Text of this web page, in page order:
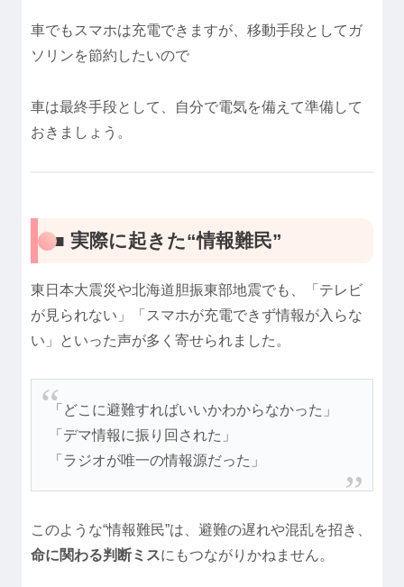
車でもスマホは充電できますが、移動手段としてガ
ソリンを節約したいので
車は最終手段として、自分で電気を備えて準備して
おきましょう。
■ 実際に起きた“情報難民”
東日本大震災や北海道胆振東部地震でも、「テレビ
が見られない」「スマホが充電できず情報が入らな
い」といった声が多く寄せられました。
「どこに避難すればいいかわからなかった」
「デマ情報に振り回された」
「ラジオが唯一の情報源だった」
このような“情報難民”は、避難の遅れや混乱を招き、
命に関わる判断ミスにもつながりかねません。